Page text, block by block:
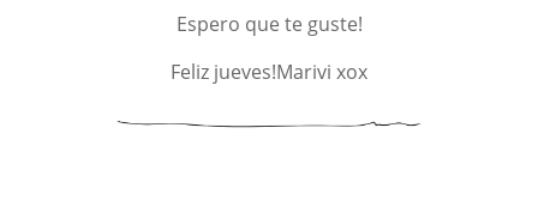
Espero que te guste!
Feliz jueves!Marivi xox